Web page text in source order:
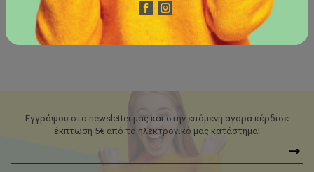
Aκολούθησε μας στο προφίλ μας στο instagram και
ενημερώσου ανά πάσα στιγμή για νέα προϊόντα.
Εγγράψου στο newsletter μας και στην επόμενη αγορά κέρδισε
έκπτωση 5€ από το ηλεκτρονικό μας κατάστημα!